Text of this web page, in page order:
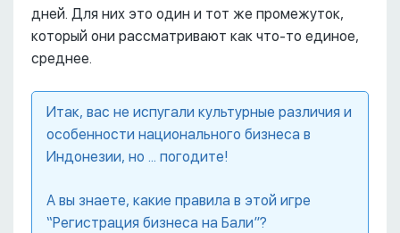
дней. Для них это один и тот же промежуток,
который они рассматривают как что-то единое,
среднее.
Итак, вас не испугали культурные различия и
особенности национального бизнеса в
Индонезии, но ... погодите!
А вы знаете, какие правила в этой игре
“Регистрация бизнеса на Бали”?